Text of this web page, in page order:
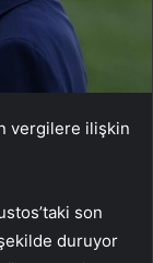
vergilere ilişkin
son
duruyor